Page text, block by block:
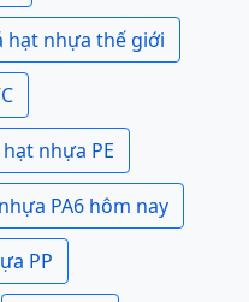
hạt nhựa thế giới
hạt nhựa PE
PA6 hôm nay
PP